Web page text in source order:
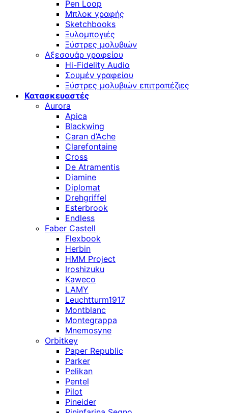
Pen Loop
Μπλοκ γραφής
Sketchbooks
Ξυλομπογιές
Ξύστρες μολυβιών
Αξεσουάρ γραφείου
Hi-Fidelity Audio
Σουμέν γραφείου
Ξύστρες μολυβιών επιτραπέζιες
Κατασκευαστές
Aurora
Apica
Blackwing
Caran d’Ache
Clarefontaine
Cross
De Atramentis
Diamine
Diplomat
Drehgriffel
Esterbrook
Endless
Faber Castell
Flexbook
Herbin
HMM Project
Iroshizuku
Kaweco
LAMY
Leuchtturm1917
Montblanc
Montegrappa
Mnemosyne
Orbitkey
Paper Republic
Parker
Pelikan
Pentel
Pilot
Pineider